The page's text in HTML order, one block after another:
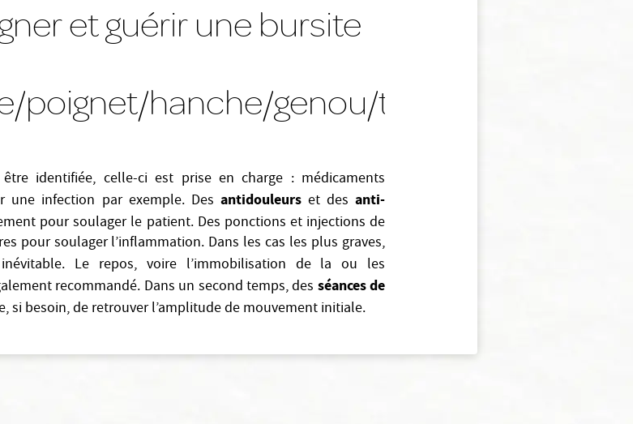
et guérir une bursite
poignet/hanche/genou/talon
identifiée, celle-ci est prise en charge : médicaments
infection par exemple. Des antidouleurset desanti-
pour soulager le patient. Des ponctions et injections de
pour soulager l’inflammation. Dans les cas les plus graves,
Le repos, voire l’immobilisation de la ou les
recommandé. Dans un second temps, des séances de
si besoin, de retrouver l’amplitude de mouvement initiale.